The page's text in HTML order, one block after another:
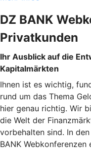
DZ BANK
Privatkunden
Ihr Ausblick auf die
Kapitalmärkten
Ihnen ist es wichtig,
rund um das Thema
hier genau richtig. Wir
die Welt der
vorbehalten sind. In
BANK